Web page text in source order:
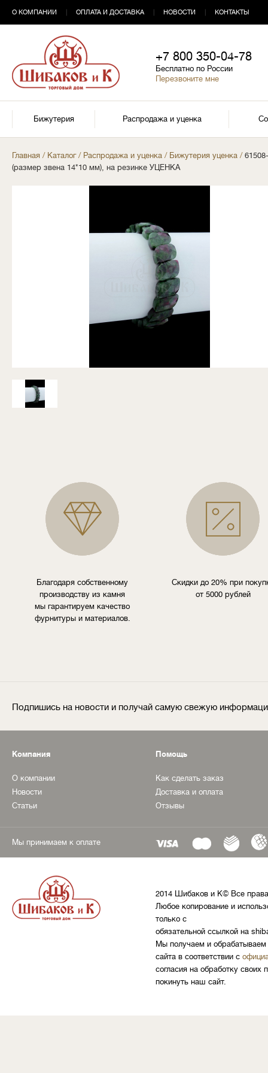
О КОМПАНИИ ОПЛАТА И ДОСТАВКА НОВОСТИ КОНТАКТЫ
+7 800 350-04-78
Бесплатно по России
Перезвоните мне
Бижутерия Распродажа и уценка
Главная / Каталог/ Распродажа и уценка / Бижутерия уценка /
(размер звена 14*10 мм), на резинке УЦЕНКА
Благодаря собственному
производству из камня
мы гарантируем качество
фурнитуры и материалов.
Скидки до 20% при
от 5000 рублей
Подпишись на новости и получай самую свежую
Компания
О компании
Новости
Статьи
Помощь
Как сделать заказ
Доставка и оплата
Отзывы
Мы принимаем к оплате
2014 Шибаков и К© Все
Любое копирование и
только с
обязательной ссылкой на
Мы получаем и обрабатываем
сайта в соответствии с
согласия на обработку
покинуть наш сайт.